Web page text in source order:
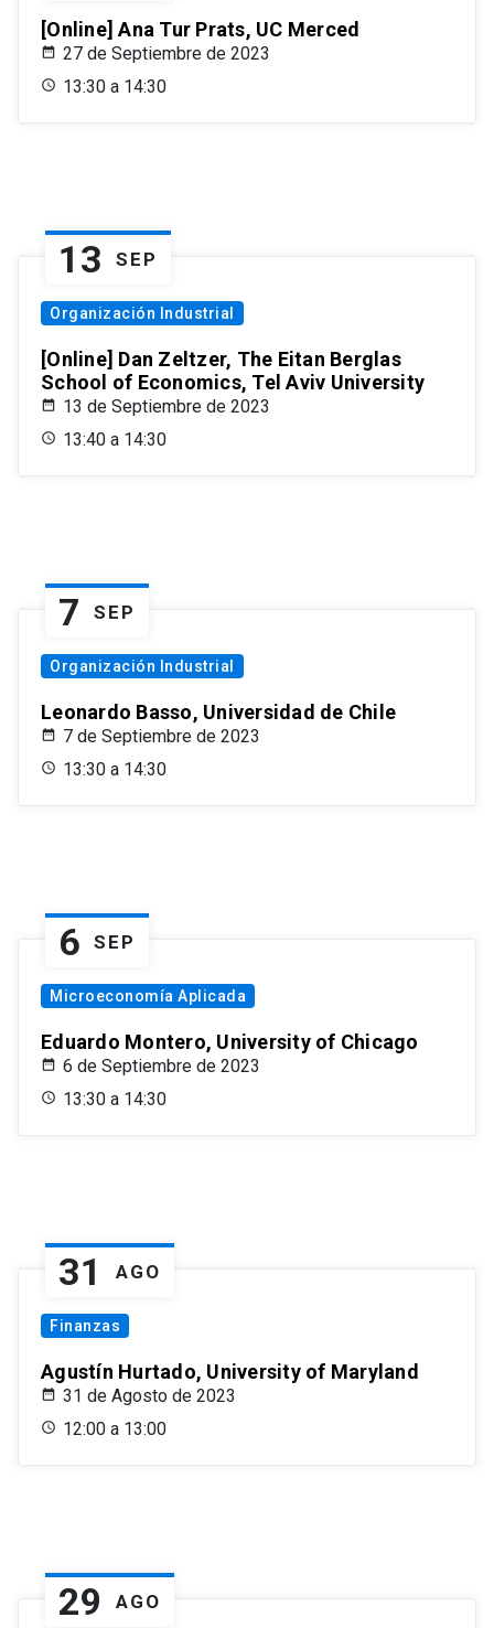
[Online] Ana Tur Prats, UC Merced
27 de Septiembre de 2023
13:30 a 14:30
13 SEP
Organización Industrial
[Online] Dan Zeltzer, The Eitan Berglas
School of Economics, Tel Aviv University
13 de Septiembre de 2023
13:40 a 14:30
7 SEP
Organización Industrial
Leonardo Basso, Universidad de Chile
7 de Septiembre de 2023
13:30 a 14:30
6 SEP
Microeconomía Aplicada
Eduardo Montero, University of Chicago
6 de Septiembre de 2023
13:30 a 14:30
31 AGO
Finanzas
Agustín Hurtado, University of Maryland
31 de Agosto de 2023
12:00 a 13:00
29 AGO